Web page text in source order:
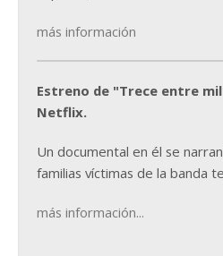
más información
Estreno de "Trece entre
Netflix.
Un documental en él se
familias víctimas de la banda
más información...